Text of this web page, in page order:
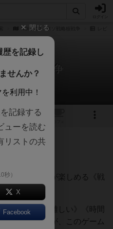
NORAD3：米ソ戦略核戦争
ソ戦略核戦争
のレビュー
1
以上前
単に熱い対戦が楽しめる《戦
と言うと《難しい》《時間
あるようですが、このゲーム
閉じる
を記録し
せんか？
利用中！
記録する
ューを読む
リストの共
秒）
X
Facebook